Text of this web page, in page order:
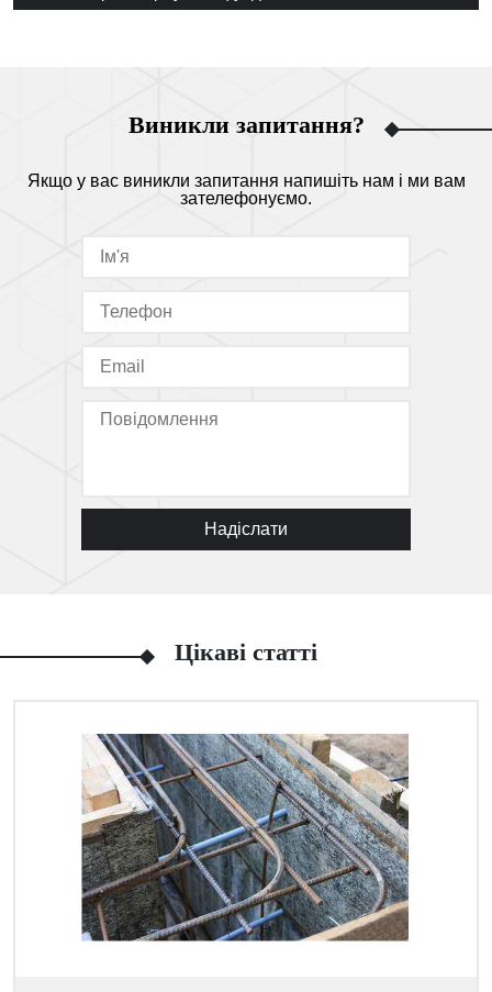
Виникли запитання?
Якщо у вас виникли запитання напишіть нам і ми вам
зателефонуємо.
Надіслати
Цікаві статті